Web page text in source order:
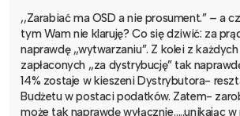
,,Zarabiać ma OSD a nie prosument.” – a
tym Wam nie klaruję? Co się dziwić: za
naprawdę ,,wytwarzaniu”. Z kolei z każdych
zapłaconych ,,za dystrybucję” tak
14% zostaje w kieszeni Dystrybutora-
Budżetu w postaci podatków. Zatem-
może tak naprawdę wyłącznie…..unikając